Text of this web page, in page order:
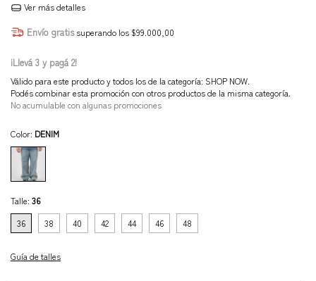
Ver más detalles
Envío gratis superando los $99.000,00
¡Llevá 3 y pagá 2!
Válido para este producto y todos los de la categoría: SHOP NOW.
Podés combinar esta promoción con otros productos de la misma categoría.
No acumulable con algunas promociones
Color: DENIM
Talle: 36
36
38 40 42 44 46 48
Guía de talles